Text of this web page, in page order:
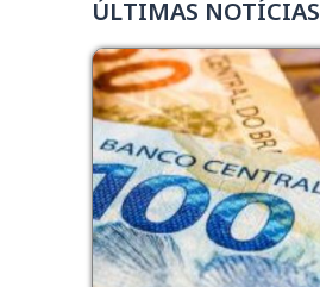
ÚLTIMAS NOTÍCIAS